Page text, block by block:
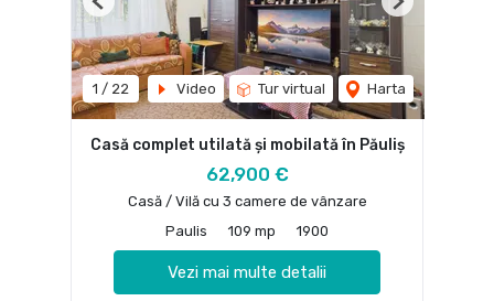
1 / 22 Video Tur virtual Harta
Previous Next
Casă complet utilată și mobilată în Păuliș
62,900 €
Casă / Vilă cu 3 camere de vânzare
Paulis
109 mp 1900
Vezi mai multe detalii